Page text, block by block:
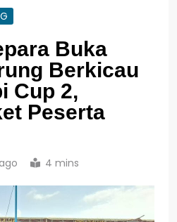
Buka
Berkicau
Cup 2,
Peserta
4 mins